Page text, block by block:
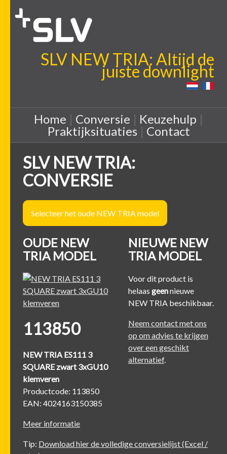
SLV NEW TRIA: Altijd de
juiste downlight
Home | Conversie | Keuzehulp |
Praktijksituaties| Contact
SLV NEW TRIA:
CONVERSIE
Selecteer het oude NEW TRIA model
OUDE NEW
TRIA MODEL
113850
NEW TRIA ES111 3
SQUARE zwart 3xGU10
klemveren
Productcode: 113850
EAN: 4024163150385
Meer informatie
NIEUWE NEW
TRIA MODEL
Voor dit product is
helaas geennieuwe
NEW TRIA beschikbaar.
Neem contact met ons
op om advies te krijgen
over een geschikt
alternatief.
Tip: Download hier de volledige conversielijst (Excel /